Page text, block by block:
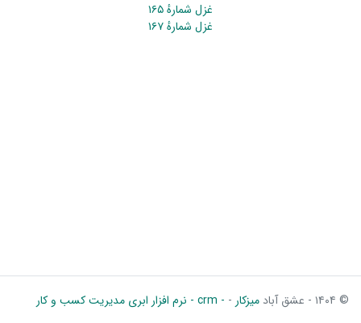
غزل شمارهٔ ۱۶۵
غزل شمارهٔ ۱۶۷
© ۱۴۰۴ - عشق آباد میزکار - - crm - نرم افزار ابری مدیریت کسب و کار